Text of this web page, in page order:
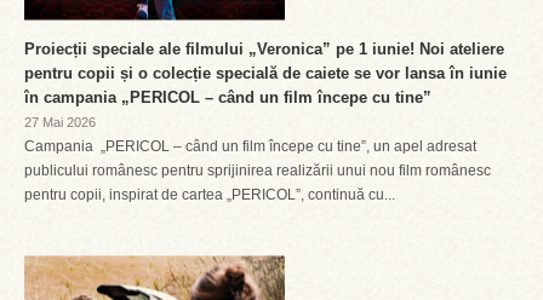
Proiecții speciale ale filmului „Veronica” pe 1 iunie! Noi ateliere
pentru copii și o colecție specială de caiete se vor lansa în iunie
în campania „PERICOL – când un film începe cu tine”
27 Mai 2026
Campania „PERICOL – când un film începe cu tine”, un apel adresat
publicului românesc pentru sprijinirea realizării unui nou film românesc
pentru copii, inspirat de cartea „PERICOL”, continuă cu...